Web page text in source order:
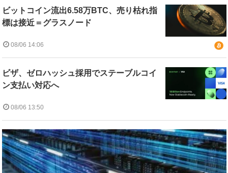
ビットコイン流出6.58万BTC、売り枯れ指
標は接近＝グラスノード
08/06 14:06
ビザ、ゼロハッシュ採用でステーブルコイ
ン支払い対応へ
08/06 13:50